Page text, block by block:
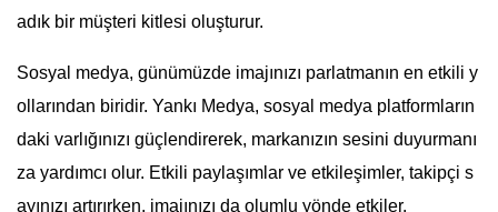
adık bir müşteri kitlesi oluşturur.
Sosyal medya, günümüzde imajınızı parlatmanın en etkili y
ollarından biridir. Yankı Medya, sosyal medya platformların
daki varlığınızı güçlendirerek, markanızın sesini duyurmanı
za yardımcı olur. Etkili paylaşımlar ve etkileşimler, takipçi s
ayınızı artırırken, imajınızı da olumlu yönde etkiler.